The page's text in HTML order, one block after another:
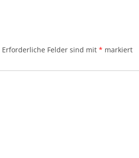
Erforderliche Felder sind mit * markiert